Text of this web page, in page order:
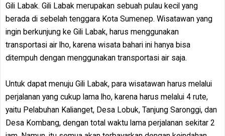
Gili Labak. Gili Labak merupakan sebuah pulau kecil yang
berada di sebelah tenggara Kota Sumenep. Wisatawan yang
ingin berkunjung ke Gili Labak, harus menggunakan
transportasi air lho, karena wisata bahari ini hanya bisa
ditempuh dengan menggunakan transportasi air saja.
Untuk dapat menuju Gili Labak, para wisatawan harus melalui
perjalanan yang cukup lama lho, karena harus melalui 4 rute,
yaitu Pelabuhan Kalianget, Desa Lobuk, Tanjung Saronggi, dan
Desa Kombang, dengan total waktu lama perjalanan sekitar 2